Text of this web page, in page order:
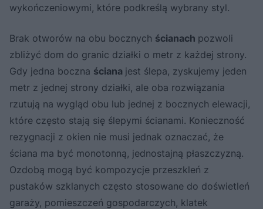
wykończeniowymi, które podkreślą wybrany styl.
Brak otworów na obu bocznych ścianach pozwoli
zbliżyć dom do granic działki o metr z każdej strony.
Gdy jedna boczna ściana jest ślepa, zyskujemy jeden
metr z jednej strony działki, ale oba rozwiązania
rzutują na wygląd obu lub jednej z bocznych elewacji,
które często stają się ślepymi ścianami. Konieczność
rezygnacji z okien nie musi jednak oznaczać, że
ściana ma być monotonną, jednostajną płaszczyzną.
Ozdobą mogą być kompozycje przeszkleń z
pustaków szklanych często stosowane do doświetleń
garaży, pomieszczeń gospodarczych, klatek